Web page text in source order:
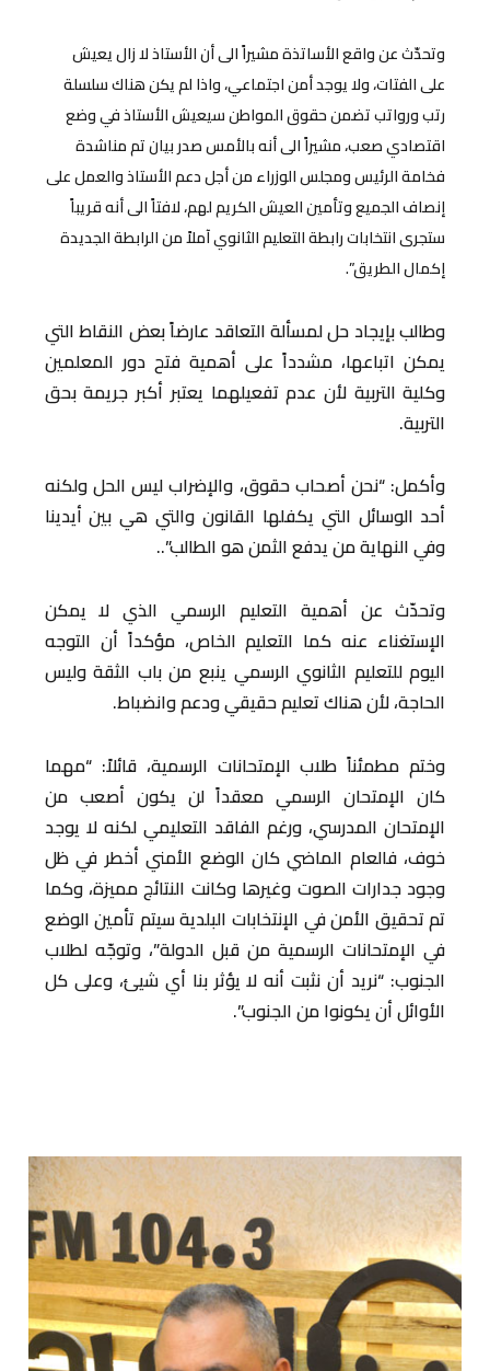
وتحدّث عن واقع الأساتذة مشيراً الى أن الأستاذ لا زال يعيش
على الفتات، ولا يوجد أمن اجتماعي، واذا لم يكن هناك سلسلة
رتب ورواتب تضمن حقوق المواطن سيعيش الأستاذ في وضع
اقتصادي صعب، مشيراً الى أنه بالأمس صدر بيان تم مناشدة
فخامة الرئيس ومجلس الوزراء من أجل دعم الأستاذ والعمل على
إنصاف الجميع وتأمين العيش الكريم لهم، لافتاً الى أنه قريباً
ستجرى انتخابات رابطة التعليم الثانوي آملاً من الرابطة الجديدة
إكمال الطريق”.
وطالب بإيجاد حل لمسألة التعاقد عارضاً بعض النقاط التي
يمكن اتباعها، مشدداً على أهمية فتح دور المعلمين
وكلية التربية لأن عدم تفعيلهما يعتبر أكبر جريمة بحق
التربية.
وأكمل: “نحن أصحاب حقوق، والإضراب ليس الحل ولكنه
أحد الوسائل التي يكفلها القانون والتي هي بين أيدينا
وفي النهاية من يدفع الثمن هو الطالب”..
وتحدّث عن أهمية التعليم الرسمي الذي لا يمكن
الإستغناء عنه كما التعليم الخاص، مؤكداً أن التوجه
اليوم للتعليم الثانوي الرسمي ينبع من باب الثقة وليس
الحاجة، لأن هناك تعليم حقيقي ودعم وانضباط.
وختم مطمئناً طلاب الإمتحانات الرسمية، قائلاً: “مهما
كان الإمتحان الرسمي معقداً لن يكون أصعب من
الإمتحان المدرسي، ورغم الفاقد التعليمي لكنه لا يوجد
خوف، فالعام الماضي كان الوضع الأمني أخطر في ظل
وجود جدارات الصوت وغيرها وكانت النتائج مميزة، وكما
تم تحقيق الأمن في الإنتخابات البلدية سيتم تأمين الوضع
في الإمتحانات الرسمية من قبل الدولة”، وتوجّه لطلاب
الجنوب: “نريد أن نثبت أنه لا يؤثر بنا أي شيئ، وعلى كل
الأوائل أن يكونوا من الجنوب”.